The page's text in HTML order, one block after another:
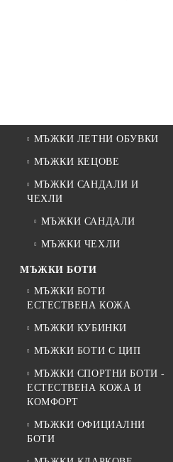
МЪЖКИ ЛЕТНИ ОБУВКИ
МЪЖКИ КЕЦОВЕ
МЪЖКИ САНДАЛИ И
ЧЕХЛИ
МЪЖКИ САНДАЛИ
МЪЖКИ ЧЕХЛИ
МЪЖКИ БОТИ
МЪЖКИ БОТИ
ЕСТЕСТВЕНА КОЖА
МЪЖКИ КУБИНКИ
МЪЖКИ БОТИ С ЦИП
МЪЖКИ СПОРТНИ БОТИ -
ЕСТЕСТВЕНА КОЖА И
КОМФОРТ
МЪЖКИ ОФИЦИАЛНИ
БОТИ